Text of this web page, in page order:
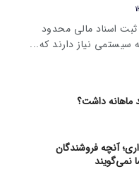
اسناد مالی محدود
سیستمی نیاز دارند که...
ماهانه داشت؟
آنچه فروشندگان
نمی‌گویند